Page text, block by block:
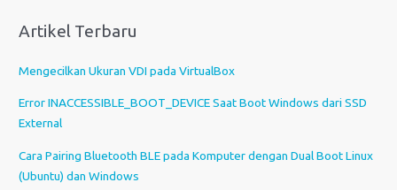
h
e
b
u
h
b
Artikel Terbaru
Mengecilkan Ukuran VDI pada VirtualBox
Error INACCESSIBLE_BOOT_DEVICE Saat Boot Windows dari SSD
External
Cara Pairing Bluetooth BLE pada Komputer dengan Dual Boot Linux
(Ubuntu) dan Windows